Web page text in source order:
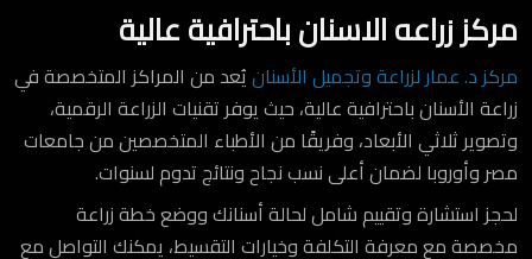
مركز زراعه الاسنان باحترافية عالية
مركز د. عمار لزراعة وتجميل الأسنانيُعد من المراكز المتخصصة في
زراعة الأسنان باحترافية عالية، حيث يوفر تقنيات الزراعة الرقمية،
وتصوير ثلاثي الأبعاد، وفريقًا من الأطباء المتخصصين من جامعات
مصر وأوروبا لضمان أعلى نسب نجاح ونتائج تدوم لسنوات.
لحجز استشارة وتقييم شامل لحالة أسنانك ووضع خطة زراعة
مخصصة مع معرفة التكلفة وخيارات التقسيط، يمكنك التواصل مع